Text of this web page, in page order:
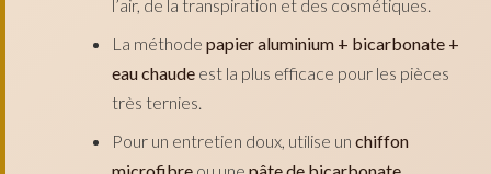
l’air, de la transpiration et des cosmétiques.
La méthode papier aluminium + bicarbonate +
eau chaude est la plus efficace pour les pièces
très ternies.
Pour un entretien doux, utilise un chiffon
microfibre ou une pâte de bicarbonate